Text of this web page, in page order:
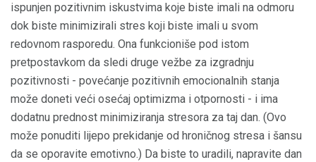
ispunjen pozitivnim iskustvima koje biste imali na odmoru
dok biste minimizirali stres koji biste imali u svom
redovnom rasporedu. Ona funkcioniše pod istom
pretpostavkom da sledi druge vežbe za izgradnju
pozitivnosti - povećanje pozitivnih emocionalnih stanja
može doneti veći osećaj optimizma i otpornosti - i ima
dodatnu prednost minimiziranja stresora za taj dan. (Ovo
može ponuditi lijepo prekidanje od hroničnog stresa i šansu
da se oporavite emotivno.) Da biste to uradili, napravite dan